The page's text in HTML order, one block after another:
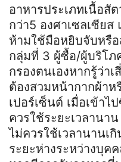
อาหารประเภทเนื้อ
กว่า5 องศาเซลเซียส
ห้ามใช้มือหยิบจับหรื
กลุ่มที่ 3 ผู้ซื้อ/ผู้บริโ
กรองตนเองหากรู้ว่า
ต้องสวมหน้ากากผ้า
เปอร์เซ็นต์ เมื่อเข้าไ
ควรใช้ระยะเวลาน
ไม่ควรใช้เวลานานเ
ระยะห่างระหว่างบุค